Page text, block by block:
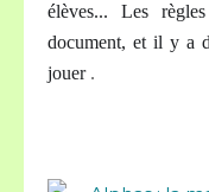
élèves... Les
document, et il y a
jouer​​​​​​.